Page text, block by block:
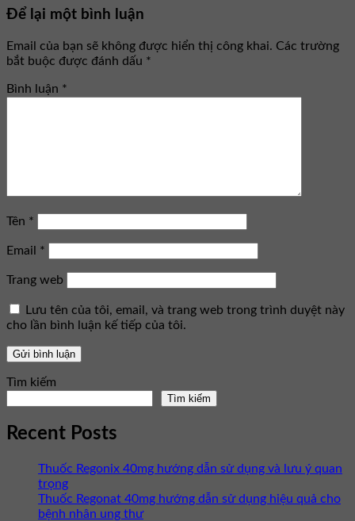
Để lại một bình luận
Email của bạn sẽ không được hiển thị công khai. Các trường
bắt buộc được đánh dấu *
Bình luận *
Tên *
Email *
Trang web
Lưu tên của tôi, email, và trang web trong trình duyệt này
cho lần bình luận kế tiếp của tôi.
Tìm kiếm
Tìm kiếm
Recent Posts
Thuốc Regonix 40mg hướng dẫn sử dụng và lưu ý quan
trọng
Thuốc Regonat 40mg hướng dẫn sử dụng hiệu quả cho
bệnh nhân ung thư